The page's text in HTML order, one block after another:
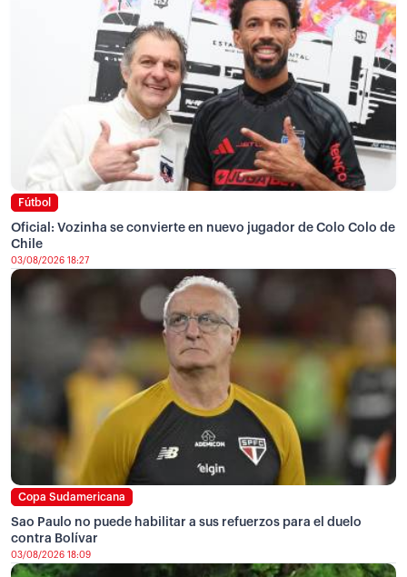
Fútbol
Oficial: Vozinha se convierte en nuevo jugador de Colo Colo de
Chile
03/08/2026 18:27
Copa Sudamericana
Sao Paulo no puede habilitar a sus refuerzos para el duelo
contra Bolívar
03/08/2026 18:09